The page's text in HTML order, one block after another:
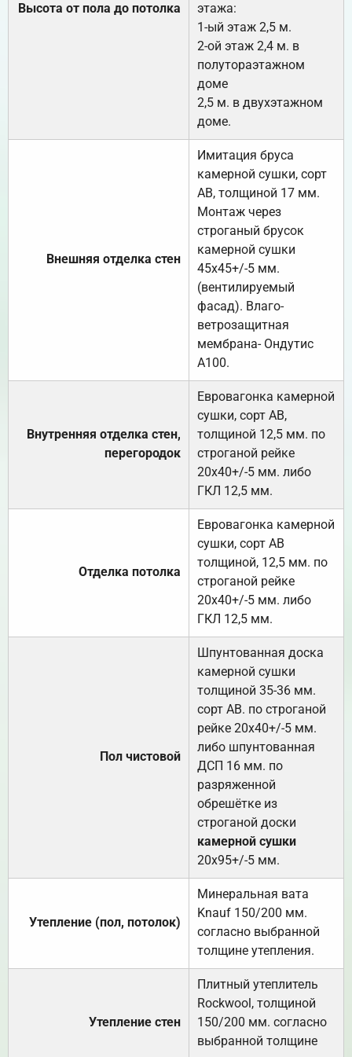
Высота от пола до потолка
этажа:
1-ый этаж 2,5 м.
2-ой этаж 2,4 м. в
полутораэтажном
доме
2,5 м. в двухэтажном
доме.
Внешняя отделка стен
Имитация бруса
камерной сушки, сорт
АВ, толщиной 17 мм.
Монтаж через
строганый брусок
камерной сушки
45х45+/-5 мм.
(вентилируемый
фасад). Влаго-
ветрозащитная
мембрана- Ондутис
А100.
Внутренняя отделка стен,
перегородок
Евровагонка камерной
сушки, сорт АВ,
толщиной 12,5 мм. по
строганой рейке
20х40+/-5 мм. либо
ГКЛ 12,5 мм.
Отделка потолка
Евровагонка камерной
сушки, сорт АВ
толщиной, 12,5 мм. по
строганой рейке
20х40+/-5 мм. либо
ГКЛ 12,5 мм.
Пол чистовой
Шпунтованная доска
камерной сушки
толщиной 35-36 мм.
сорт АВ. по строганой
рейке 20х40+/-5 мм.
либо шпунтованная
ДСП 16 мм. по
разряженной
обрешётке из
строганой доски
камерной сушки
20х95+/-5 мм.
Утепление (пол, потолок)
Минеральная вата
Knauf 150/200 мм.
согласно выбранной
толщине утепления.
Утепление стен
Плитный утеплитель
Rockwool, толщиной
150/200 мм. согласно
выбранной толщине